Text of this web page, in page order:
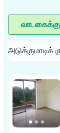
வாடகைக்கு